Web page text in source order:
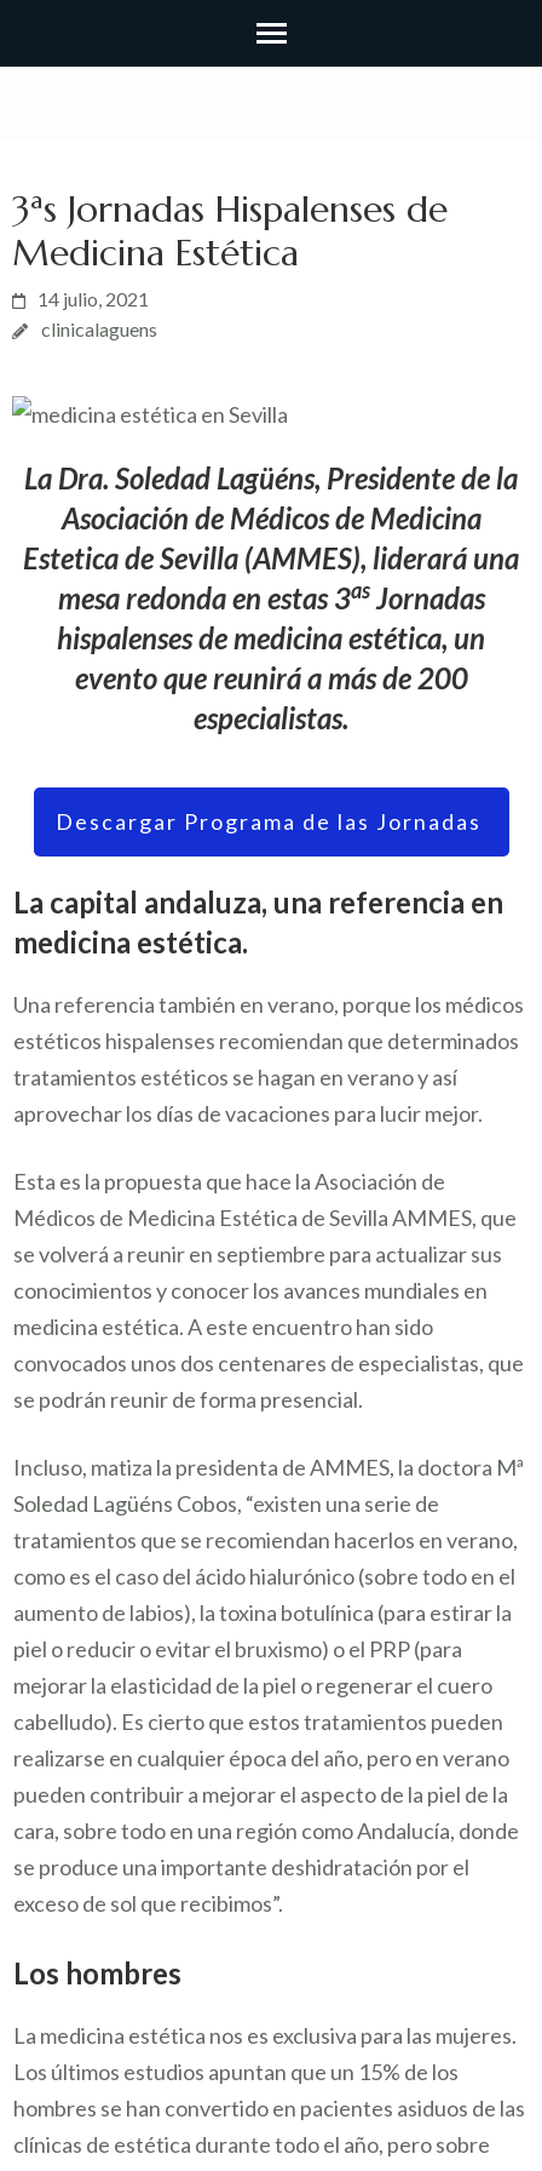
3ªs Jornadas Hispalenses de
Medicina Estética
14 julio, 2021
clinicalaguens
La Dra. Soledad Lagüéns, Presidente de la
Asociación de Médicos de Medicina
Estetica de Sevilla (AMMES), liderará una
mesa redonda en estas3asJornadas
hispalenses de medicina estética, un
evento que reunirá a más de 200
especialistas.
Descargar Programa de las Jornadas
La capital andaluza, una referencia en
medicina estética.
Una referencia también en verano, porque los médicos
estéticos hispalenses recomiendan que determinados
tratamientos estéticos se hagan en verano y así
aprovechar los días de vacaciones para lucir mejor.
Esta es la propuesta que hace la Asociación de
Médicos de Medicina Estética de Sevilla AMMES, que
se volverá a reunir en septiembre para actualizar sus
conocimientos y conocer los avances mundiales en
medicina estética. A este encuentro han sido
convocados unos dos centenares de especialistas, que
se podrán reunir de forma presencial.
Incluso, matiza la presidenta de AMMES, la doctora Mª
Soledad Lagüéns Cobos, “existen una serie de
tratamientos que se recomiendan hacerlos en verano,
como es el caso del ácido hialurónico (sobre todo en el
aumento de labios), la toxina botulínica (para estirar la
piel o reducir o evitar el bruxismo) o el PRP (para
mejorar la elasticidad de la piel o regenerar el cuero
cabelludo). Es cierto que estos tratamientos pueden
realizarse en cualquier época del año, pero en verano
pueden contribuir a mejorar el aspecto de la piel de la
cara, sobre todo en una región como Andalucía, donde
se produce una importante deshidratación por el
exceso de sol que recibimos”.
Los hombres
La medicina estética nos es exclusiva para las mujeres.
Los últimos estudios apuntan que un 15% de los
hombres se han convertido en pacientes asiduos de las
clínicas de estética durante todo el año, pero sobre